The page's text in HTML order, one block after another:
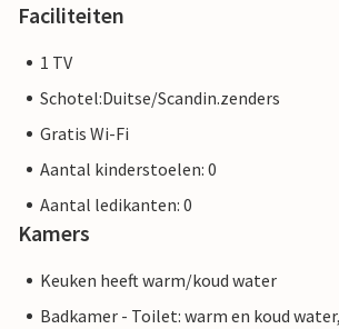
Faciliteiten
1 TV
Schotel:Duitse/Scandin.zenders
Gratis Wi-Fi
Aantal kinderstoelen: 0
Aantal ledikanten: 0
Kamers
Keuken heeft warm/koud water
Badkamer - Toilet: warm en koud